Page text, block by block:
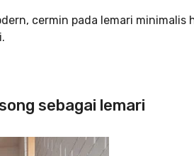
cermin pada lemari
sebagai lemari